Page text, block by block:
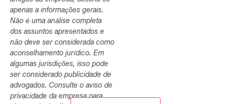
apenas a informações gerais.
Não é uma análise completa
dos assuntos apresentados e
não deve ser considerada como
aconselhamento jurídico. Em
algumas jurisdições, isso pode
ser considerado publicidade de
advogados. Consulte o aviso de
privacidade da empresa para